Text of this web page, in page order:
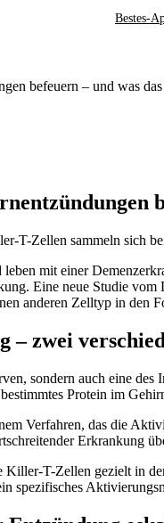
Bestes-
befeuern – und was
T-Zellen sammeln sich
mit einer
Eine neue Studie
anderen Zelltyp in
– zwei
sondern auch eine
Protein im
Verfahren, das die
Erkrankung
Killer-T-Zellen gezielt in
spezifisches